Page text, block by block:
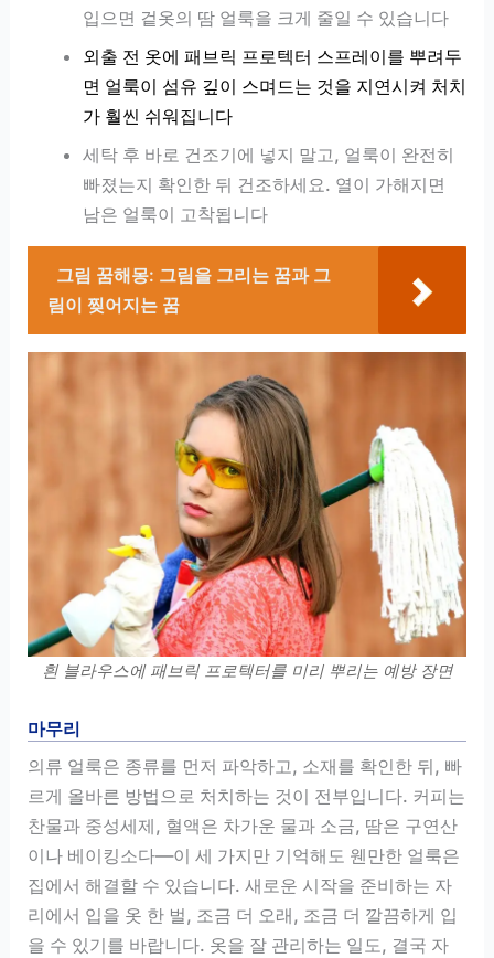
입으면 겉옷의 땀 얼룩을 크게 줄일 수 있습니다
외출 전 옷에 패브릭 프로텍터 스프레이를 뿌려두
면 얼룩이 섬유 깊이 스며드는 것을 지연시켜 처치
가 훨씬 쉬워집니다
세탁 후 바로 건조기에 넣지 말고, 얼룩이 완전히
빠졌는지 확인한 뒤 건조하세요. 열이 가해지면
남은 얼룩이 고착됩니다
그림 꿈해몽: 그림을 그리는 꿈과 그
림이 찢어지는 꿈
흰 블라우스에 패브릭 프로텍터를 미리 뿌리는 예방 장면
마무리
의류 얼룩은 종류를 먼저 파악하고, 소재를 확인한 뒤, 빠
르게 올바른 방법으로 처치하는 것이 전부입니다. 커피는
찬물과 중성세제, 혈액은 차가운 물과 소금, 땀은 구연산
이나 베이킹소다—이 세 가지만 기억해도 웬만한 얼룩은
집에서 해결할 수 있습니다. 새로운 시작을 준비하는 자
리에서 입을 옷 한 벌, 조금 더 오래, 조금 더 깔끔하게 입
을 수 있기를 바랍니다. 옷을 잘 관리하는 일도, 결국 자